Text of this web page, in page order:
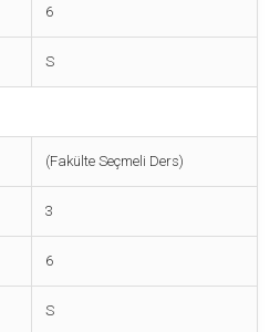
6
S
(Fakülte Seçmeli Ders)
3
6
S